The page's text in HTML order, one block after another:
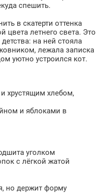
спешить.
в скатерти оттенка
цвета летнего света. Это
на ней стояла
лежала записка
уютно устроился кот.
хрустящим хлебом,
и яблоками в
уголком
с лёгкой жатой
но держит форму